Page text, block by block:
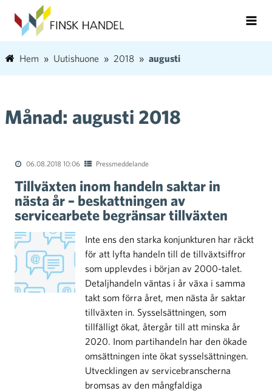
Hem Uutishuone 2018 augusti
Månad: augusti 2018
06.08.2018 10:06 Pressmeddelande
Tillväxten inom handeln saktar in
nästa år – beskattningen av
servicearbete begränsar tillväxten
Inte ens den starka konjunkturen har räckt
för att lyfta handeln till de tillväxtsiffror
som upplevdes i början av 2000-talet.
Detaljhandeln väntas i år växa i samma
takt som förra året, men nästa år saktar
tillväxten in. Sysselsättningen, som
tillfälligt ökat, återgår till att minska år
2020. Inom partihandeln har den ökade
omsättningen inte ökat sysselsättningen.
Utvecklingen av servicebranscherna
bromsas av den mångfaldiga